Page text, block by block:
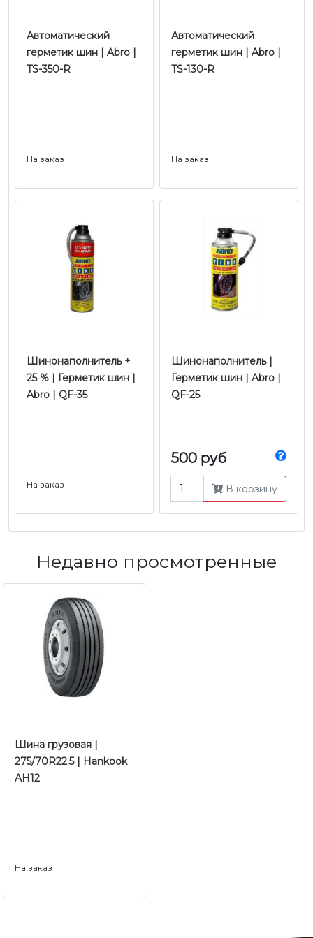
Автоматический
герметик шин | Abro |
TS-350-R
На заказ
Автоматический
герметик шин | Abro |
TS-130-R
На заказ
Шинонаполнитель +
25 % | Герметик шин |
Abro | QF-35
На заказ
Шинонаполнитель |
Герметик шин | Abro |
QF-25
500 руб
В корзину
Недавно просмотренные
Шина грузовая |
275/70R22.5 | Hankook
AH12
На заказ